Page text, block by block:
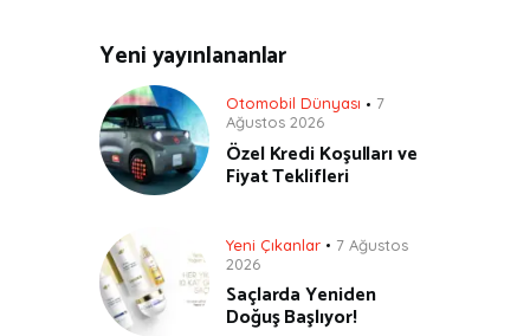
Yeni yayınlananlar
Otomobil Dünyası
7
Ağustos 2026
Özel Kredi Koşulları ve
Fiyat Teklifleri
Yeni Çıkanlar
7 Ağustos
2026
Saçlarda Yeniden
Doğuş Başlıyor!